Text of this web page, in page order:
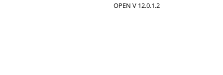
OPEN V 12.0.1.2